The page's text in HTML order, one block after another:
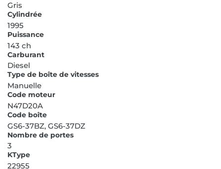
Gris
Cylindrée
1995
Puissance
143 ch
Carburant
Diesel
Type de boîte de vitesses
Manuelle
Code moteur
N47D20A
Code boîte
GS6-37BZ, GS6-37DZ
Nombre de portes
3
KType
22955